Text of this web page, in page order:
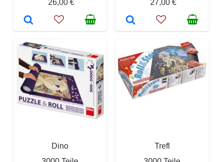
26,00 €
27,00 €
Dino
Trefl